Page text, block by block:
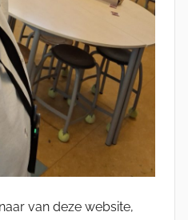
van deze website,